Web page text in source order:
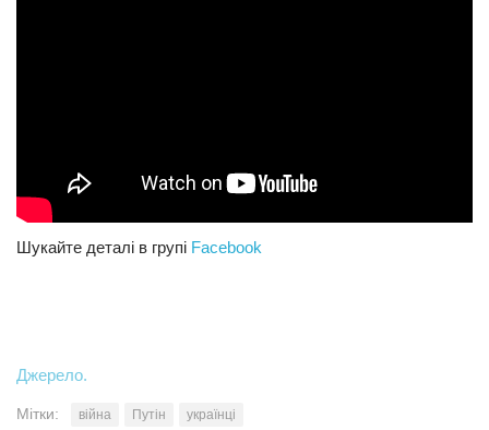
Шукайте деталі в групі Facebook
Джерело.
Мітки: війна Путін українці